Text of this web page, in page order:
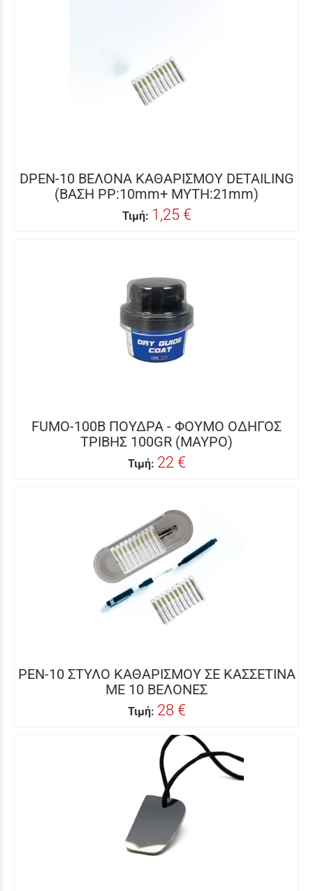
DPEN-10 ΒΕΛΟΝΑ ΚΑΘΑΡΙΣΜΟΥ DETAILING
(ΒΑΣΗ PP:10mm+ ΜΥΤΗ:21mm)
Τιμή: 1,25 €
FUMO-100B ΠΟΥΔΡΑ - ΦΟΥΜΟ ΟΔΗΓΟΣ
ΤΡΙΒΗΣ 100GR (ΜΑΥΡΟ)
Τιμή: 22 €
PEN-10 ΣΤΥΛΟ ΚΑΘΑΡΙΣΜΟΥ ΣΕ ΚΑΣΣΕΤΙΝΑ
ΜΕ 10 ΒΕΛΟΝΕΣ
Τιμή: 28 €